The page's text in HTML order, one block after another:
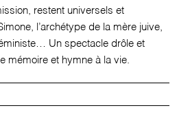
restent universels et
l’archétype de la mère juive,
Un spectacle drôle et
mémoire et hymne à la vie.